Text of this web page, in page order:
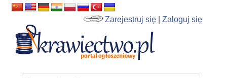
Zarejestruj się |Zaloguj się